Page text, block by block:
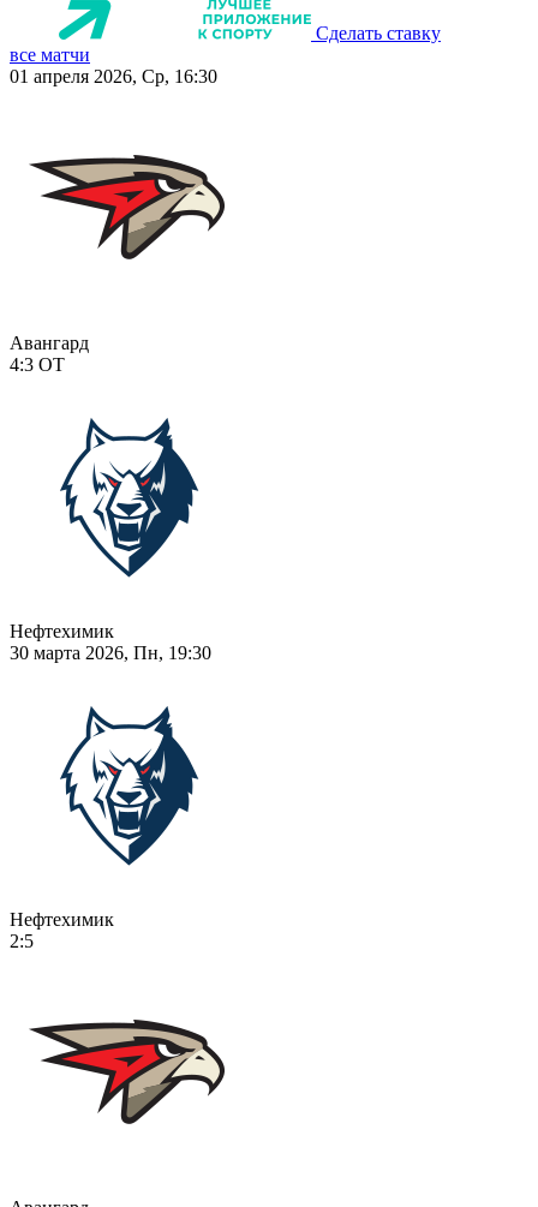
Сделать ставку
все матчи
01 апреля 2026, Ср, 16:30
Авангард
4:3 ОТ
Нефтехимик
30 марта 2026, Пн, 19:30
Нефтехимик
2:5